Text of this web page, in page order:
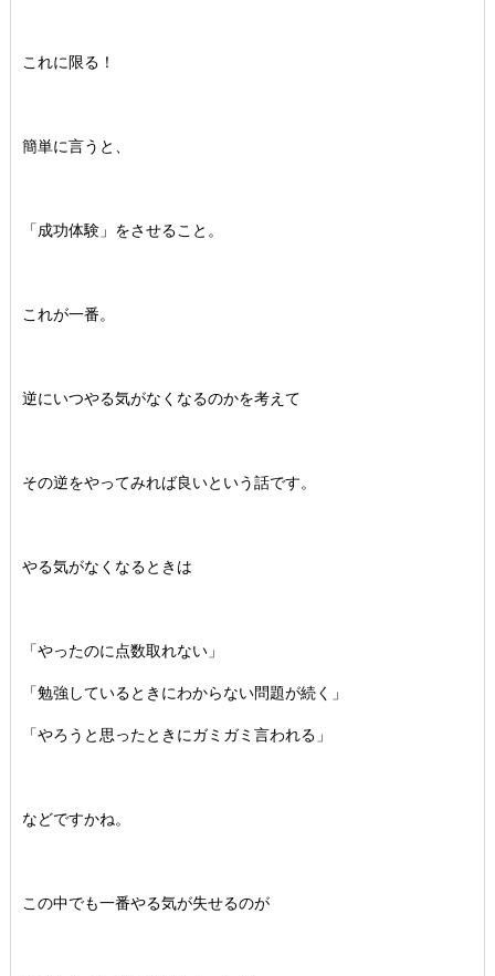
これに限る！
簡単に言うと、
「成功体験」をさせること。
これが一番。
逆にいつやる気がなくなるのかを考えて
その逆をやってみれば良いという話です。
やる気がなくなるときは
「やったのに点数取れない」
「勉強しているときにわからない問題が続く」
「やろうと思ったときにガミガミ言われる」
などですかね。
この中でも一番やる気が失せるのが